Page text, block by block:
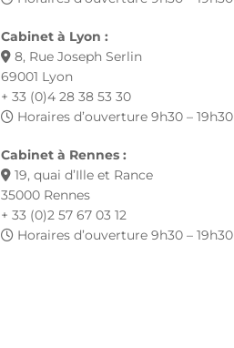
Cabinet à Lyon :
8, Rue Joseph Serlin
69001 Lyon
+ 33 (0)4 28 38 53 30
Horaires d’ouverture 9h30 – 19h30
Cabinet à Rennes :
19, quai d’Ille et Rance
35000 Rennes
+ 33 (0)2 57 67 03 12
Horaires d’ouverture 9h30 – 19h30